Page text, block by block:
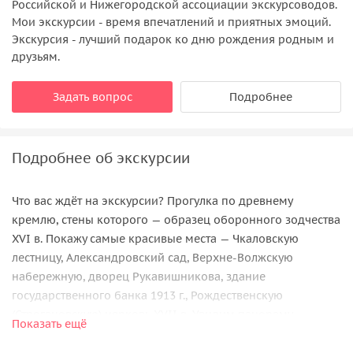
Российской и Нижегородской ассоциации экскурсоводов.
Мои экскурсии - время впечатлений и приятных эмоций.
Экскурсия - лучший подарок ко дню рождения родным и
друзьям.
Задать вопрос Подробнее
Подробнее об экскурсии
Что вас ждёт на экскурсии? Прогулка по древнему
кремлю, стены которого — образец оборонного зодчества
XVI в. Покажу самые красивые места — Чкаловскую
лестницу, Александровский сад, Верхне-Волжскую
набережную, дворец Рукавишникова, здание
государственного банка 1913 г., Рождественскую
знаменитой Стрелки — место слияния Оки и Волги, с
Показать ещё